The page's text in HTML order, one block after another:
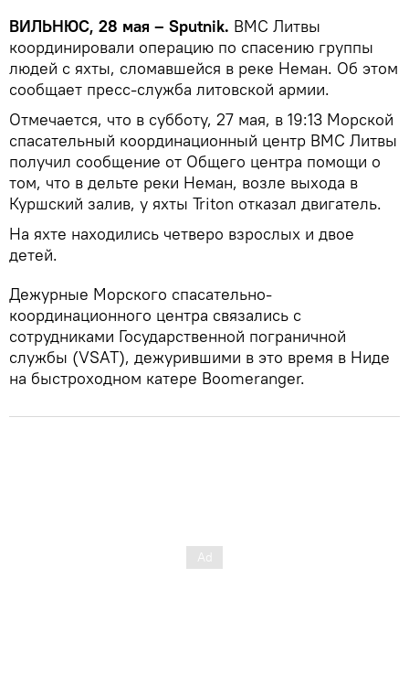
ВИЛЬНЮС, 28 мая – Sputnik. ВМС Литвы
координировали операцию по спасению группы
людей с яхты, сломавшейся в реке Неман. Об этом
сообщает пресс-служба литовской армии.
Отмечается, что в субботу, 27 мая, в 19:13 Морской
спасательный координационный центр ВМС Литвы
получил сообщение от Общего центра помощи о
том, что в дельте реки Неман, возле выхода в
Куршский залив, у яхты Triton отказал двигатель.
На яхте находились четверо взрослых и двое
детей.
Дежурные Морского спасательно-
координационного центра связались с
сотрудниками Государственной пограничной
службы (VSAT), дежурившими в это время в Ниде
на быстроходном катере Boomeranger.